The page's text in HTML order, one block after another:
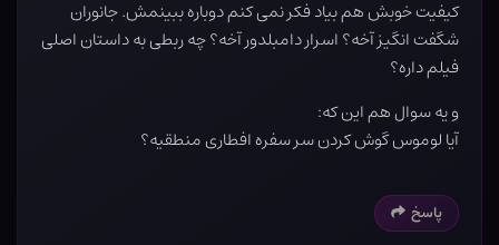
کیفیت خوبش هم بیاد فکر نمی کنم دوباره ببینمش. جانوران
شگفت انگیز آخه؟ اسرار دامبلدور آخه؟ چه ربطی به داستان اصلی
فیلم داره؟
و یه سوال هم این که:
آیا لوموس گوش کردن سر سفره افطاری منطقیه؟
پاسخ